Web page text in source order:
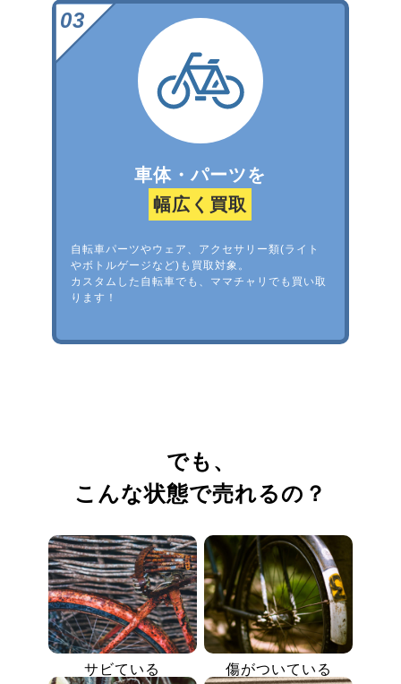
車体・パーツを
幅広く買取
自転車パーツやウェア、アクセサリー類(ライト
やボトルゲージなど)も買取対象。
カスタムした自転車でも、ママチャリでも買い取
ります！
でも、
こんな状態で売れるの？
サビている 傷がついている